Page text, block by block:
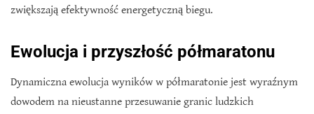
zwiększają efektywność energetyczną biegu.
Ewolucja i przyszłość półmaratonu
Dynamiczna ewolucja wyników w półmaratonie jest wyraźnym
dowodem na nieustanne przesuwanie granic ludzkich